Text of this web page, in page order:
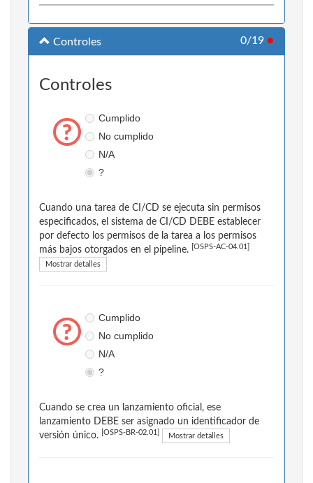
Controles 0/19 ●
Controles
Cumplido
No cumplido
N/A
?
Cuando una tarea de CI/CD se ejecuta sin permisos
especificados, el sistema de CI/CD DEBE establecer
por defecto los permisos de la tarea a los permisos
más bajos otorgados en el pipeline.
[OSPS-AC-04.01]
Mostrar detalles
Cumplido
No cumplido
N/A
?
Cuando se crea un lanzamiento oficial, ese
lanzamiento DEBE ser asignado un identificador de
versión único.
[OSPS-BR-02.01] Mostrar detalles